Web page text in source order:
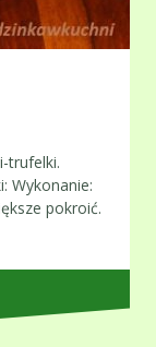
trufelki.
Wykonanie:
pokroić.